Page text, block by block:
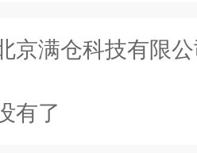
京满仓科技有限
有了